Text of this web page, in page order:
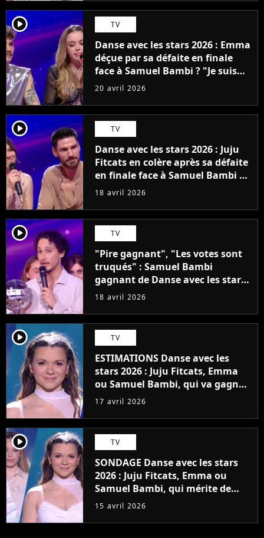
player2 TV
Danse avec les stars 2026 : Emma
déçue par sa défaite en finale
face à Samuel Bambi ? "Je suis
hyper partagée"
20 avril 2026
player2 TV
Danse avec les stars 2026 : Juju
Fitcats en colère après sa défaite
en finale face à Samuel Bambi ?
"Il n'était pas pour..."
18 avril 2026
player2 TV
"Pire gagnant", "Les votes sont
truqués" : Samuel Bambi
gagnant de Danse avec les stars
2026, Juju Fitcats volée ?
18 avril 2026
player2 TV
ESTIMATIONS Danse avec les
stars 2026 : Juju Fitcats, Emma
ou Samuel Bambi, qui va gagner
la finale du 17 avril ? Le public a
17 avril 2026
player2 TV
SONDAGE Danse avec les stars
2026 : Juju Fitcats, Emma ou
Samuel Bambi, qui mérite de
gagner la finale du vendredi 17
15 avril 2026